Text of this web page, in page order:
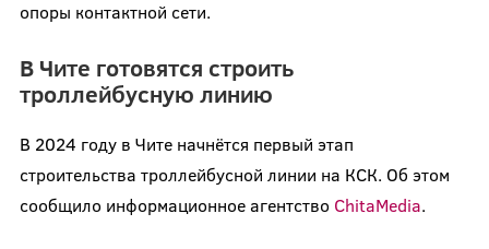
опоры контактной сети.
В Чите готовятся строить
троллейбусную линию
В 2024 году в Чите начнётся первый этап
строительства троллейбусной линии на КСК. Об этом
сообщило информационное агентство ChitaMedia.